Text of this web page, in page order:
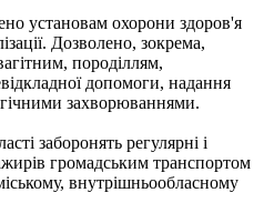
установам охорони здоров'я
Дозволено, зокрема,
породіллям,
допомоги, надання
захворюваннями.
заборонять регулярні і
громадським транспортом
внутрішньообласному